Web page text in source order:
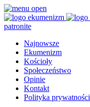
patronite
Najnowsze
Ekumenizm
Kościoły
Społeczeństwo
Opinie
Kontakt
Polityka prywatności